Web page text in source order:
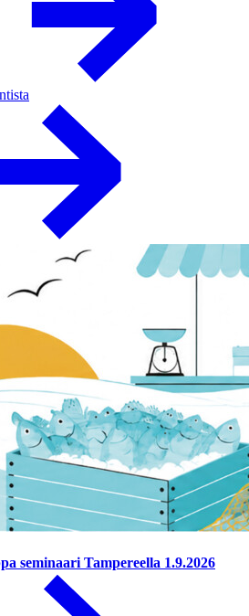
seminaari Tampereella 1.9.2026